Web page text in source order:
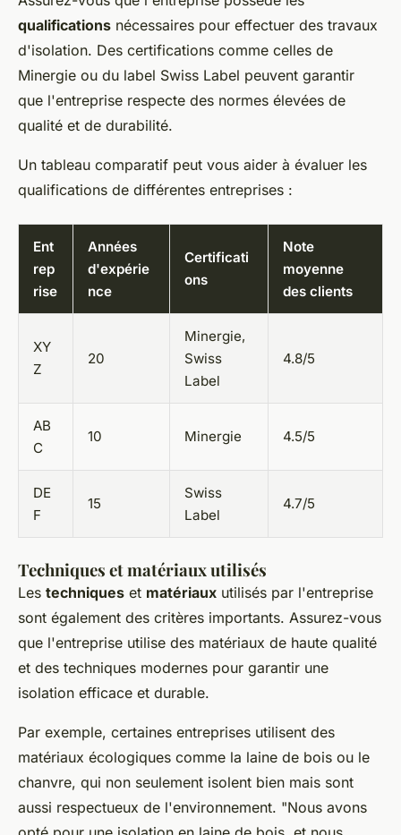
qualifications nécessaires pour effectuer des travaux
d'isolation. Des certifications comme celles de
Minergie ou du label Swiss Label peuvent garantir
que l'entreprise respecte des normes élevées de
qualité et de durabilité.
Un tableau comparatif peut vous aider à évaluer les
qualifications de différentes entreprises :
Ent
rep
rise
Années
d'expérie
nce
Certificati
ons
Note
moyenne
des clients
XY
Z
20
Minergie,
Swiss
Label
4.8/5
AB
C
10 Minergie 4.5/5
DE
F
15
Swiss
Label
4.7/5
Techniques et matériaux utilisés
Les techniques et matériaux utilisés par l'entreprise
sont également des critères importants. Assurez-vous
que l'entreprise utilise des matériaux de haute qualité
et des techniques modernes pour garantir une
isolation efficace et durable.
Par exemple, certaines entreprises utilisent des
matériaux écologiques comme la laine de bois ou le
chanvre, qui non seulement isolent bien mais sont
aussi respectueux de l'environnement. "Nous avons